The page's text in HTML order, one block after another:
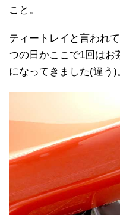
こと。
ティートレイと言われ
つの日かここで1回はお
になってきました(違う)